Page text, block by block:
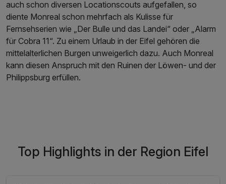
auch schon diversen Locationscouts aufgefallen, so
diente Monreal schon mehrfach als Kulisse für
Fernsehserien wie „Der Bulle und das Landei“ oder „Alarm
für Cobra 11“. Zu einem Urlaub in der Eifel gehören die
mittelalterlichen Burgen unweigerlich dazu. Auch Monreal
kann diesen Anspruch mit den Ruinen der Löwen- und der
Philippsburg erfüllen.
Top Highlights in der Region Eifel